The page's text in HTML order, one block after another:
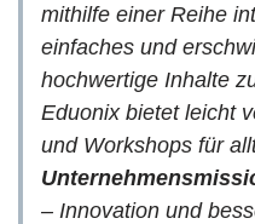
mithilfe einer Reihe
einfaches und
hochwertige Inhalte
Eduonix bietet leicht
und Workshops für
– Innovation und